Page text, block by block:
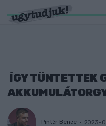
ÍGY TÜNTETTEK
Pintér Bence 2023-